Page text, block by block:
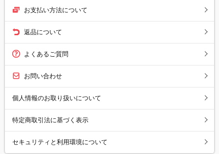
お支払い方法について
返品について
よくあるご質問
お問い合わせ
個人情報のお取り扱いについて
特定商取引法に基づく表示
セキュリティと利用環境について